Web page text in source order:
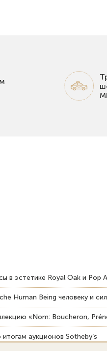
в эстетике Royal Oak и Pop
Human Being человеку и
«Nom: Boucheron,
аукционов Sotheby’s